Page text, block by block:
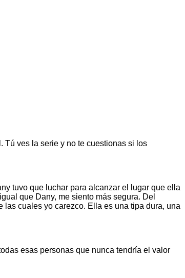
Tú ves la serie y no te cuestionas si los
tuvo que luchar para alcanzar el lugar que ella
que Dany, me siento más segura. Del
cuales yo carezco. Ella es una tipa dura, una
esas personas que nunca tendría el valor